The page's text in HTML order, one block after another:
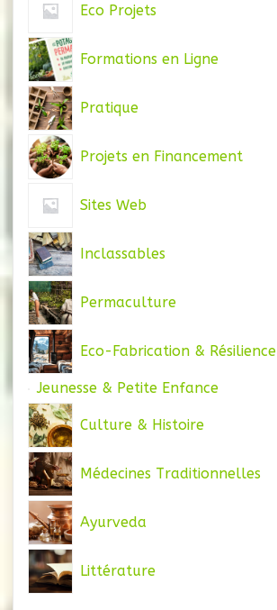
Eco Projets
Formations en Ligne
Pratique
Projets en Financement
Sites Web
Inclassables
Permaculture
Eco-Fabrication & Résilience
Jeunesse & Petite Enfance
Culture & Histoire
Médecines Traditionnelles
Ayurveda
Littérature